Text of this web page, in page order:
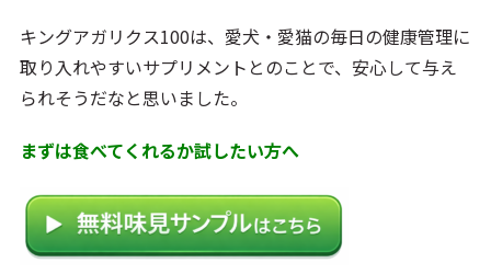
キングアガリクス100は、愛犬・愛猫の毎日の健康管理に
取り入れやすいサプリメントとのことで、安心して与え
られそうだなと思いました。
まずは食べてくれるか試したい方へ